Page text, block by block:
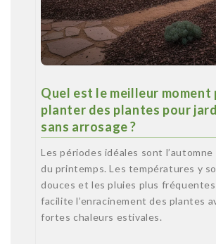
Quel est le meilleur moment
planter des plantes pour
sans arrosage ?
Les périodes idéales sont
du printemps. Les températures y
douces et les pluies plus
facilite l’enracinement des plantes
fortes chaleurs estivales.